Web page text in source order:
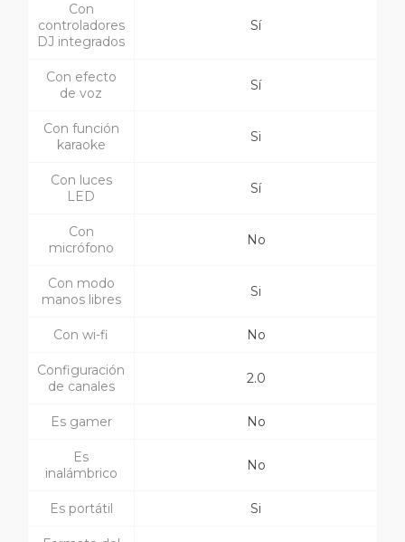
Con
controladores
DJ integrados
Sí
Con efecto
de voz
Sí
Con función
karaoke
Si
Con luces
LED
Sí
Con
micrófono
No
Con modo
manos libres
Si
Con wi-fi No
Configuración
de canales
2.0
Es gamer No
Es
inalámbrico
No
Es portátil Si